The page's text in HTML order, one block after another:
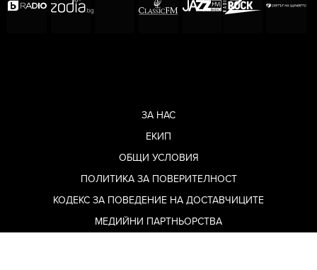
ЗА НАС
ЕКИП
ОБЩИ УСЛОВИЯ
ПОЛИТИКА ЗА ПОВЕРИТЕЛНОСТ
КОДЕКС ЗА ПОВЕДЕНИЕ НА ДОСТАВЧИЦИТЕ
МЕДИЙНИ ПАРТНЬОРСТВА